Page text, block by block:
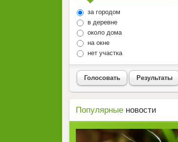
за городом
в деревне
около дома
на окне
нет участка
Голосовать Результаты
Популярные новости